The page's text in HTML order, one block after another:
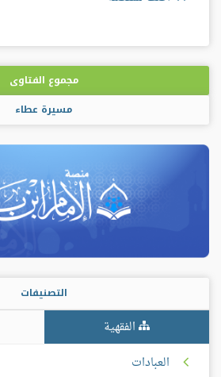
مجموع الفتاوى
مسيرة عطاء
التصنيفات
الفقهية
العبادات